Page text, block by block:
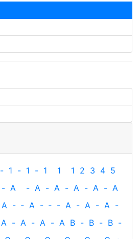
- 1 - 1 - 1 1 1 2 3 4 5
- A - A - A - A - A - A
A - ‐ A - ‐ - A - A - A -
A - A - A - A B - B - B -